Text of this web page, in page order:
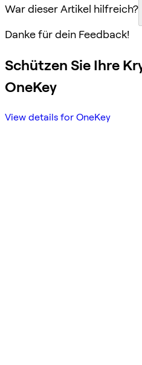
War dieser Artikel hilfreich?
Danke für dein Feedback!
Schützen Sie Ihre
OneKey
View details for OneKey